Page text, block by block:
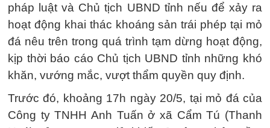
pháp luật và Chủ tịch UBND tỉnh nếu để xảy ra
hoạt động khai thác khoáng sản trái phép tại mỏ
đá nêu trên trong quá trình tạm dừng hoạt động,
kịp thời báo cáo Chủ tịch UBND tỉnh những khó
khăn, vướng mắc, vượt thẩm quyền quy định.
Trước đó, khoảng 17h ngày 20/5, tại mỏ đá của
Công ty TNHH Anh Tuấn ở xã Cẩm Tú (Thanh